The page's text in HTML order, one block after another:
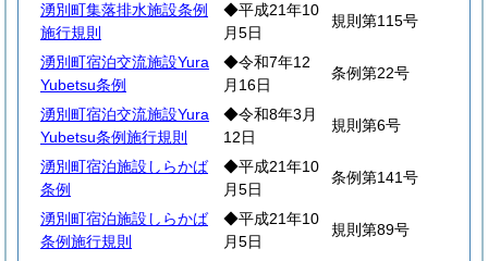
湧別町集落排水施設条例
施行規則
◆平成21年10
月5日
規則第115号
湧別町宿泊交流施設Yura
Yubetsu条例
◆令和7年12
月16日
条例第22号
湧別町宿泊交流施設Yura
Yubetsu条例施行規則
◆令和8年3月
12日
規則第6号
湧別町宿泊施設しらかば
条例
◆平成21年10
月5日
条例第141号
湧別町宿泊施設しらかば
条例施行規則
◆平成21年10
月5日
規則第89号